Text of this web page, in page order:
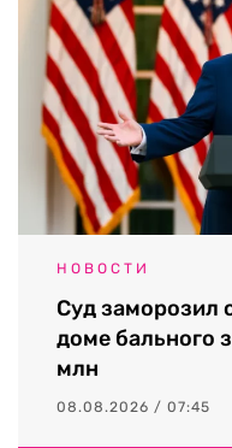
НОВОСТИ
Суд заморозил
доме бального
млн
08.08.2026 / 07:45